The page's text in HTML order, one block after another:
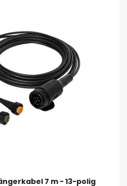
7 m - 13-polig